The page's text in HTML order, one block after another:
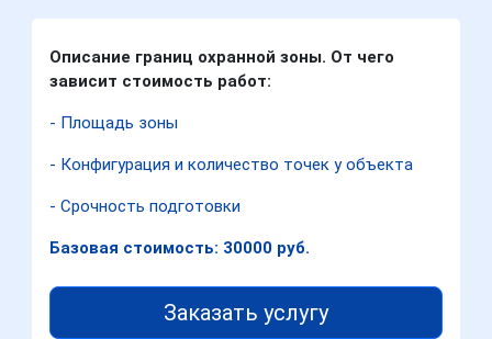
Описание границ охранной зоны. От чего
зависит стоимость работ:
- Площадь зоны
- Конфигурация и количество точек у объекта
- Срочность подготовки
Базовая стоимость: 30000 руб.
Заказать услугу